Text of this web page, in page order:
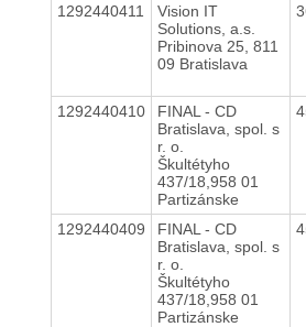
1292440411
Vision IT
Solutions, a.s.
Pribinova 25, 811
09 Bratislava
1292440410
FINAL - CD
Bratislava, spol. s
r. o.
Škultétyho
437/18,958 01
Partizánske
1292440409
FINAL - CD
Bratislava, spol. s
r. o.
Škultétyho
437/18,958 01
Partizánske